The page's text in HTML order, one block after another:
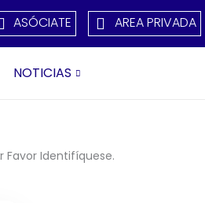
ASÓCIATE AREA PRIVADA
NOTICIAS
Favor Identifíquese.